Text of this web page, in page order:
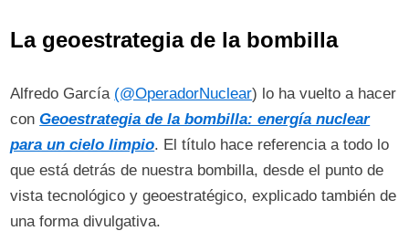
La geoestrategia de la bombilla
Alfredo García (@OperadorNuclear) lo ha vuelto a hacer
conGeoestrategia de la bombilla: energía nuclear
para un cielo limpio. El título hace referencia a todo lo
que está detrás de nuestra bombilla, desde el punto de
vista tecnológico y geoestratégico, explicado también de
una forma divulgativa.